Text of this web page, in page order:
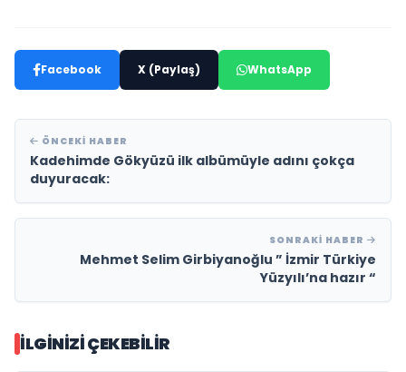
Facebook X (Paylaş) WhatsApp
ÖNCEKI HABER
Kadehimde Gökyüzü ilk albümüyle adını çokça
duyuracak:
SONRAKI HABER
Mehmet Selim Girbiyanoğlu ” İzmir Türkiye
Yüzyılı’na hazır “
İLGINIZI ÇEKEBILIR